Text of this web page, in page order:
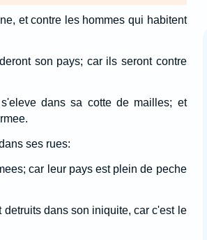
et contre les hommes qui habitent
son pays; car ils seront contre
dans sa cotte de mailles; et
ses rues:
car leur pays est plein de peche
dans son iniquite, car c'est le